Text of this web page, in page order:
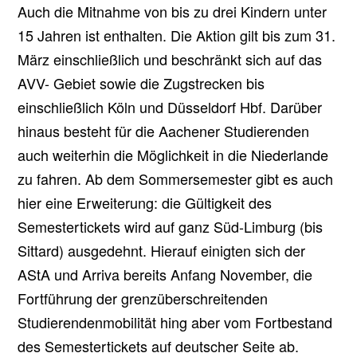
Auch die Mitnahme von bis zu drei Kindern unter
15 Jahren ist enthalten. Die Aktion gilt bis zum 31.
März einschließlich und beschränkt sich auf das
AVV- Gebiet sowie die Zugstrecken bis
einschließlich Köln und Düsseldorf Hbf. Darüber
hinaus besteht für die Aachener Studierenden
auch weiterhin die Möglichkeit in die Niederlande
zu fahren. Ab dem Sommersemester gibt es auch
hier eine Erweiterung: die Gültigkeit des
Semestertickets wird auf ganz Süd-Limburg (bis
Sittard) ausgedehnt. Hierauf einigten sich der
AStA und Arriva bereits Anfang November, die
Fortführung der grenzüberschreitenden
Studierendenmobilität hing aber vom Fortbestand
des Semestertickets auf deutscher Seite ab.